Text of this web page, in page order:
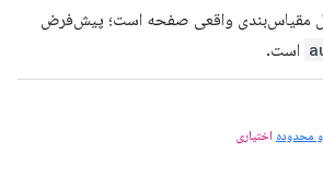
مقیاس‌بندی واقعی صفحه است؛ پیش‌فرض
است.
محدوده اختیاری